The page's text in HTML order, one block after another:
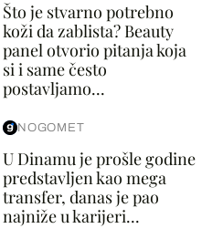
Što je stvarno potrebno
koži da zablista? Beauty
panel otvorio pitanja koja
si i same često
postavljamo...
NOGOMET
U Dinamu je prošle godine
predstavljen kao mega
transfer, danas je pao
najniže u karijeri...